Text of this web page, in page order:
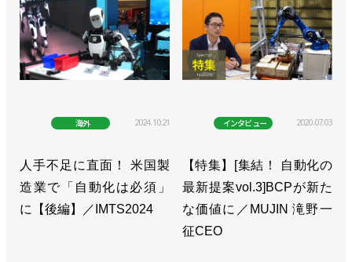
海外 2024.10.21
人手不足に直面！ 米国製
造業で「自動化は必須」
に【後編】／IMTS2024
インタビュー 2020.07.03
【特集】[集結！ 自動化の
最新提案vol.3]BCPが新た
な価値に／MUJIN 滝野一
征CEO